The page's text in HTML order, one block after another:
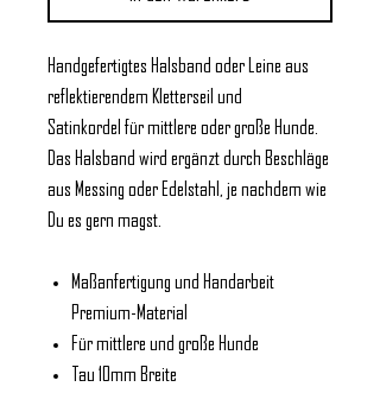
Handgefertigtes Halsband oder Leine aus
reflektierendem Kletterseil und
Satinkordel für mittlere oder große Hunde.
Das Halsband wird ergänzt durch Beschläge
aus Messing oder Edelstahl, je nachdem wie
Du es gern magst.
Maßanfertigung und Handarbeit
Premium-Material
Für mittlere und große Hunde
Tau 10mm Breite